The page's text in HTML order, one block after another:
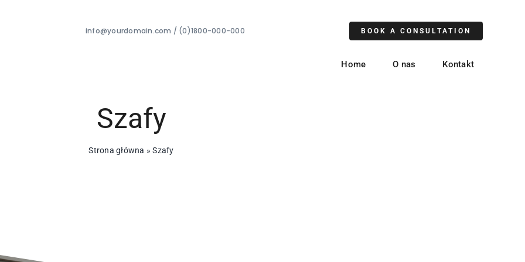
info@yourdomain.com / (0)1800-000-000 BOOK A CONSULTATION
Home O nas Kontakt
Szafy
Strona główna »Szafy